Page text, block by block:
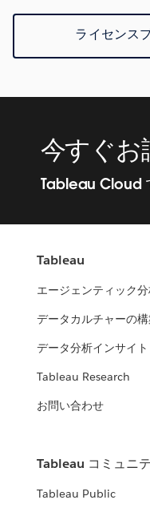
ライセンス
今すぐお
Tableau Cloud
Tableau
エージェンティック
データカルチャーの
データ分析インサイト
Tableau Research
お問い合わせ
Tableau コミュニ
Tableau Public